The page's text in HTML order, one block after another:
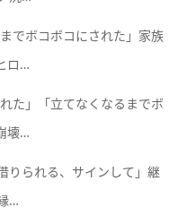
でボコボコにされた」家族
ロ…
た」「立てなくなるまでボ
壊…
りられる、サインして」継
…